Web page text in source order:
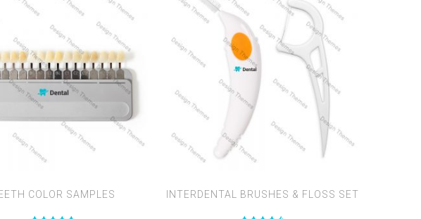
COLOR SAMPLES INTERDENTAL BRUSHES & FLOSS SET